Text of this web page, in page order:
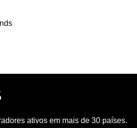
ativos em mais de 30 países.